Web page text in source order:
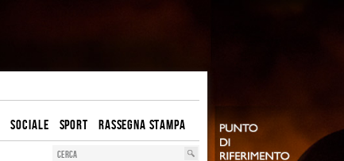
SOCIALE SPORT RASSEGNA STAMPA